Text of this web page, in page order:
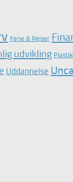
Ferie & Rejser
udvikling
Uddannelse